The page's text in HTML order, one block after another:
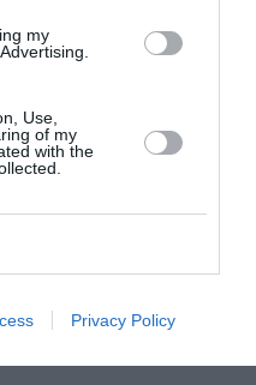
my
Use,
of my
with the
Privacy Policy
πρόγραμμα
δράσεων και
ΘΕΜΑΤΑ / ΝΕΑ
Ιανουάριος 2026
Μαρία Κάλλας –
του μήνα